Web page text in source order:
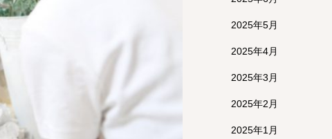
2025年5月
2025年4月
2025年3月
2025年2月
2025年1月